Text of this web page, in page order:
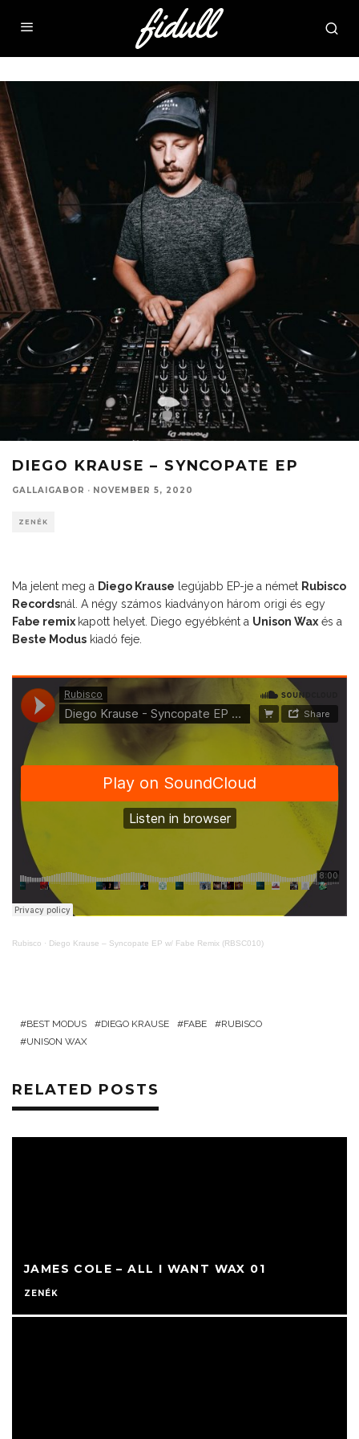
DIEGO KRAUSE – SYNCOPATE EP
GALLAIGABOR · NOVEMBER 5, 2020
ZENÉK
Ma jelent meg a Diego Krause legújabb EP-je a német Rubisco
Recordsnál. A négy számos kiadványon három origi és egy
Fabe remix kapott helyet. Diego egyébként a Unison Wax és a
Beste Modus kiadó feje.
Rubisco · Diego Krause – Syncopate EP w/ Fabe Remix (RBSC010)
BEST MODUS DIEGO KRAUSE FABE
RUBISCO
UNISON WAX
RELATED POSTS
JAMES COLE – ALL I WANT WAX 01
ZENÉK